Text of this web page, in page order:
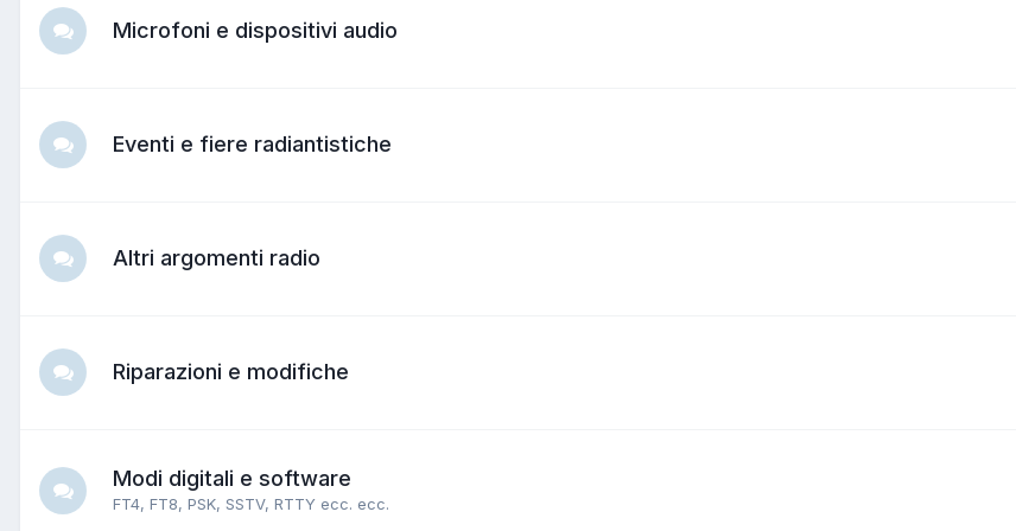
Microfoni e dispositivi audio
Eventi e fiere radiantistiche
Altri argomenti radio
Riparazioni e modifiche
Modi digitali e software
FT4, FT8, PSK, SSTV, RTTY ecc. ecc.